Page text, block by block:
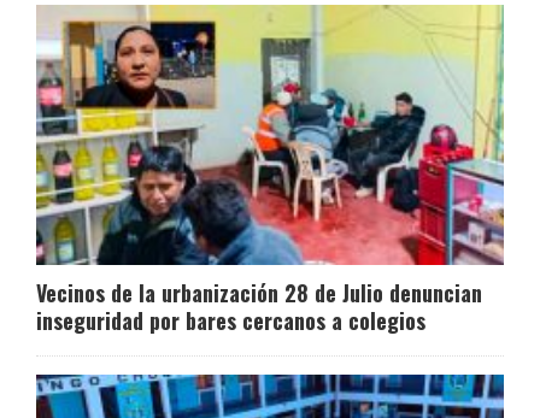
Vecinos de la urbanización 28 de Julio denuncian
inseguridad por bares cercanos a colegios